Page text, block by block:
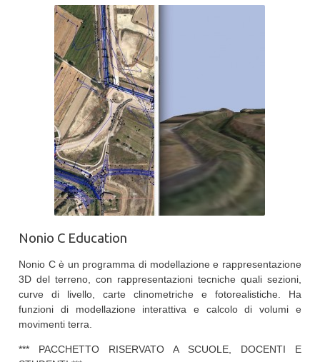
Nonio C Education
Nonio C è un programma di modellazione e rappresentazione
3D del terreno, con rappresentazioni tecniche quali sezioni,
curve di livello, carte clinometriche e fotorealistiche. Ha
funzioni di modellazione interattiva e calcolo di volumi e
movimenti terra.
*** PACCHETTO RISERVATO A SCUOLE, DOCENTI E